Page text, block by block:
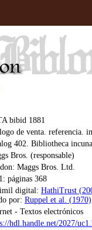
bibid 1881
de venta. referencia.
402. Bibliotheca
Bros. (responsable)
Maggs Bros. Ltd.
páginas 368
digital: HathiTrust
por: Ruppel et al.
- Textos electrónicos
hdl.handle.net/2027/